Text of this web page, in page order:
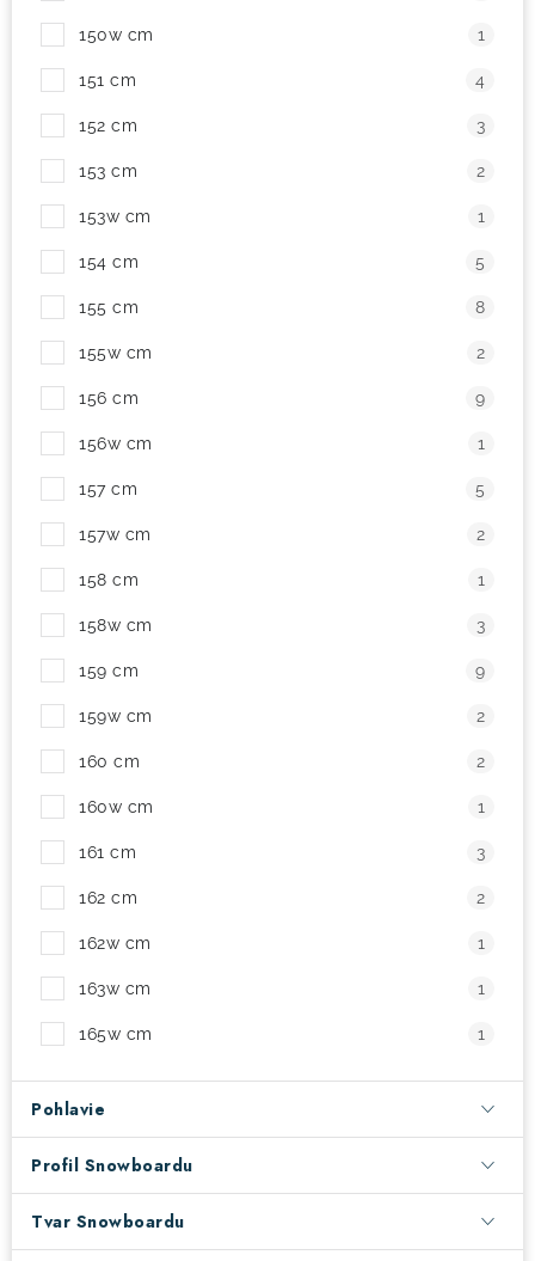
150w cm 1
151 cm 4
152 cm 3
153 cm 2
153w cm 1
154 cm 5
155 cm 8
155w cm 2
156 cm 9
156w cm 1
157 cm 5
157w cm 2
158 cm 1
158w cm 3
159 cm 9
159w cm 2
160 cm 2
160w cm 1
161 cm 3
162 cm 2
162w cm 1
163w cm 1
165w cm 1
Pohlavie
Profil Snowboardu
Tvar Snowboardu